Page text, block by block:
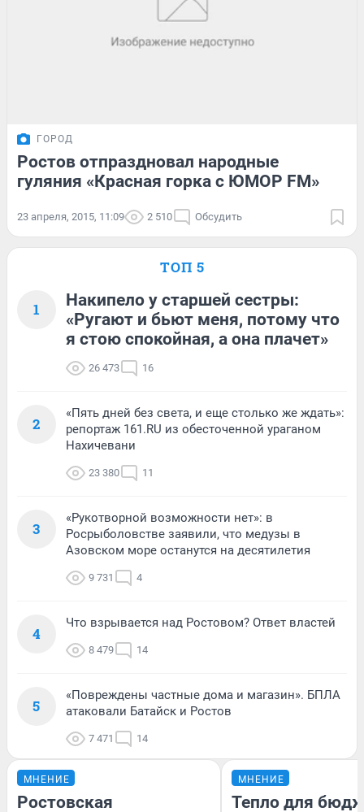
ГОРОД
Ростов отпраздновал народные
гуляния «Красная горка с ЮМОР FM»
23 апреля, 2015, 11:09 2 510 Обсудить
ТОП 5
1
Накипело у старшей сестры:
«Ругают и бьют меня, потому что
я стою спокойная, а она плачет»
26 473 16
2
«Пять дней без света, и еще столько же ждать»:
репортаж 161.RU из обесточенной ураганом
Нахичевани
23 380 11
3
«Рукотворной возможности нет»: в
Росрыболовстве заявили, что медузы в
Азовском море останутся на десятилетия
9 731 4
4
Что взрывается над Ростовом? Ответ властей
8 479 14
5
«Повреждены частные дома и магазин». БПЛА
атаковали Батайск и Ростов
7 471 14
МНЕНИЕ
Ростовская
МНЕНИЕ
Тепло для